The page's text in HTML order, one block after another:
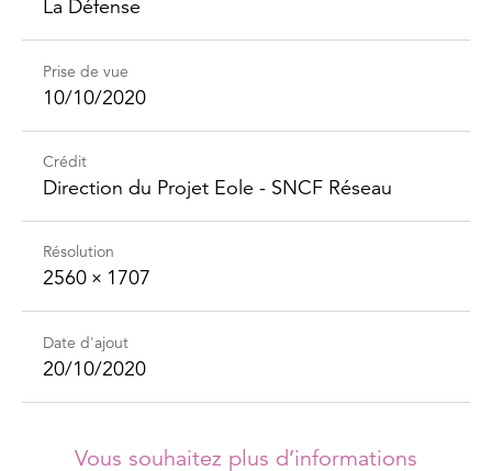
La Défense
Prise de vue
10/10/2020
Crédit
Direction du Projet Eole - SNCF Réseau
Résolution
2560 × 1707
Date d'ajout
20/10/2020
Vous souhaitez plus d’informations